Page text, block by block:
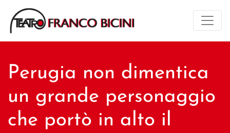
Perugia non dimentica
un grande personaggio
che portò in alto il